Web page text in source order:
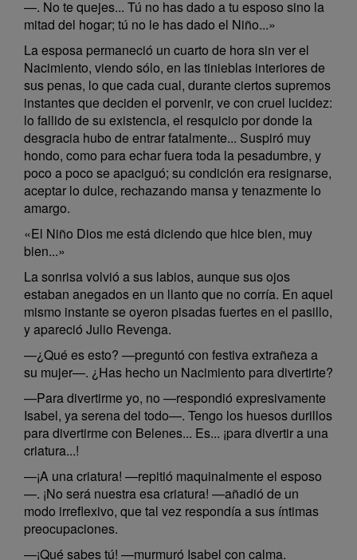
—. No te quejes... Tú no has dado a tu esposo sino la
mitad del hogar; tú no le has dado el Niño...»
La esposa permaneció un cuarto de hora sin ver el
Nacimiento, viendo sólo, en las tinieblas interiores de
sus penas, lo que cada cual, durante ciertos supremos
instantes que deciden el porvenir, ve con cruel lucidez:
lo fallido de su existencia, el resquicio por donde la
desgracia hubo de entrar fatalmente... Suspiró muy
hondo, como para echar fuera toda la pesadumbre, y
poco a poco se apaciguó; su condición era resignarse,
aceptar lo dulce, rechazando mansa y tenazmente lo
amargo.
«El Niño Dios me está diciendo que hice bien, muy
bien...»
La sonrisa volvió a sus labios, aunque sus ojos
estaban anegados en un llanto que no corría. En aquel
mismo instante se oyeron pisadas fuertes en el pasillo,
y apareció Julio Revenga.
—¿Qué es esto? —preguntó con festiva extrañeza a
su mujer—. ¿Has hecho un Nacimiento para divertirte?
—Para divertirme yo, no —respondió expresivamente
Isabel, ya serena del todo—. Tengo los huesos durillos
para divertirme con Belenes... Es... ¡para divertir a una
criatura...!
—¡A una criatura! —repitió maquinalmente el esposo
—. ¡No será nuestra esa criatura! —añadió de un
modo irreflexivo, que tal vez respondía a sus íntimas
preocupaciones.
—¡Qué sabes tú! —murmuró Isabel con calma.